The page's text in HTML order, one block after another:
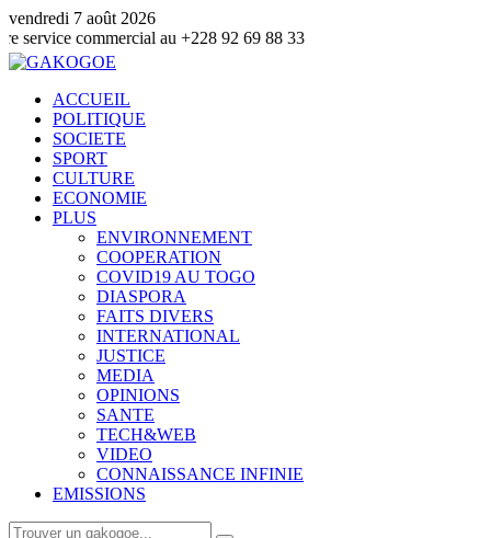
vendredi 7 août 2026
au +228 92 69 88 33
ACCUEIL
POLITIQUE
SOCIETE
SPORT
CULTURE
ECONOMIE
PLUS
ENVIRONNEMENT
COOPERATION
COVID19 AU TOGO
DIASPORA
FAITS DIVERS
INTERNATIONAL
JUSTICE
MEDIA
OPINIONS
SANTE
TECH&WEB
VIDEO
CONNAISSANCE INFINIE
EMISSIONS